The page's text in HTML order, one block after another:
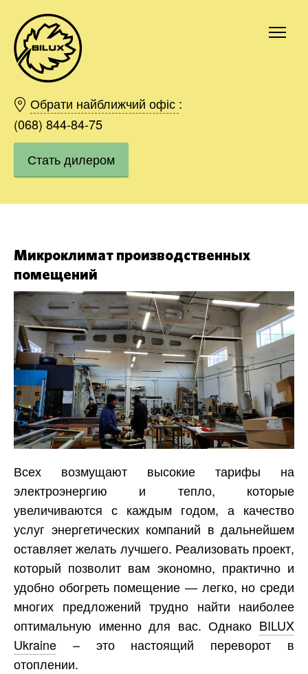
Обрати найближчий офіс :
(068) 844-84-75
Стать дилером
Микроклимат производственных
помещений
Всех возмущают высокие тарифы на
электроэнергию и тепло, которые
увеличиваются с каждым годом, а качество
услуг энергетических компаний в дальнейшем
оставляет желать лучшего. Реализовать проект,
который позволит вам экономно, практично и
удобно обогреть помещение — легко, но среди
многих предложений трудно найти наиболее
оптимальную именно для вас. Однако BILUX
Ukraine – это настоящий переворот в
отоплении.
Киев
Харьков
Одесса
Днепр
Ивано-Франковск
Область
Заказать